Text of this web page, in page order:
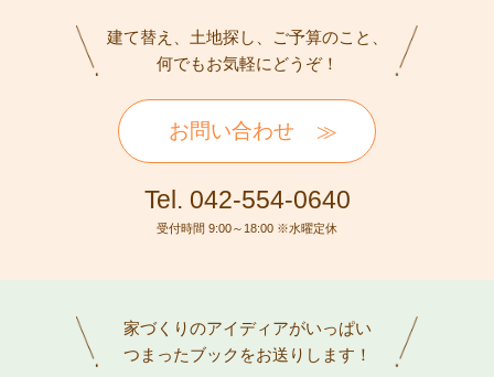
建て替え、土地探し、ご予算のこと、
何でもお気軽にどうぞ！
お問い合わせ
Tel. 042-554-0640
受付時間 9:00～18:00 ※水曜定休
家づくりのアイディアがいっぱい
つまったブックをお送りします！